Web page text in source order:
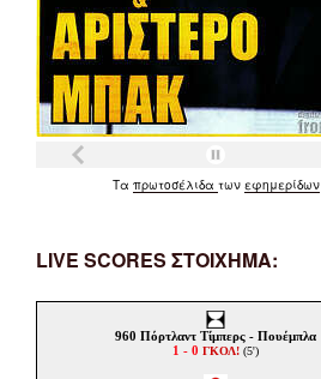
Τα πρωτοσέλιδα των εφημερίδων
LIVE SCORES ΣΤΟΙΧΗΜΑ: